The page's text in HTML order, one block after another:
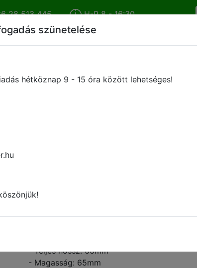
28 513 445 H-P 8 - 16:30
METALTECNICA ART.
- Magas nyomású, 1-állású, forgatható,
- 1 permetezési pozícióval rendelkezik.
- Tökéletes zárás minden permetezési
- Teljes hossz: 66mm
- Magasság: 65mm
szünetelése
hétköznap 9 - 15 óra között lehetséges!